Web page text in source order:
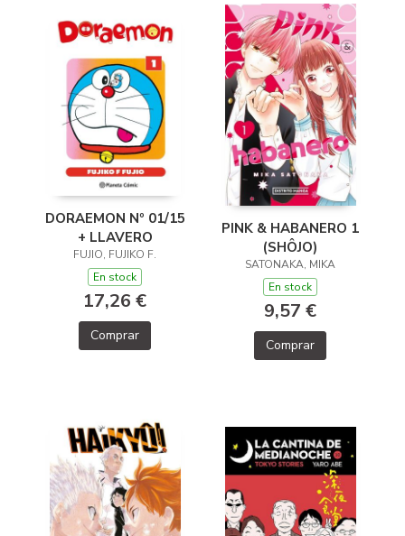
DORAEMON Nº 01/15
+ LLAVERO
FUJIO, FUJIKO F.
En stock
17,26 €
Comprar
PINK & HABANERO 1
(SHÔJO)
SATONAKA, MIKA
En stock
9,57 €
Comprar